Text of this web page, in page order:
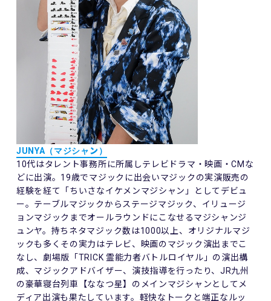
JUNYA（マジシャン）
10代はタレント事務所に所属しテレビドラマ・映画・CMな
どに出演。19歳でマジックに出会いマジックの実演販売の
経験を経て「ちいさなイケメンマジシャン」としてデビュ
ー。テーブルマジックからステージマジック、イリュージ
ョンマジックまでオールラウンドにこなせるマジシャンジ
ュンヤ。持ちネタマジック数は1000以上、オリジナルマジ
ックも多くその実力はテレビ、映画のマジック演出までこ
なし、劇場版「TRICK 霊能力者バトルロイヤル」の演出構
成、マジックアドバイザー、演技指導を行ったり、JR九州
の豪華寝台列車【ななつ星】のメインマジシャンとしてメ
ディア出演も果たしています。軽快なトークと端正なルッ